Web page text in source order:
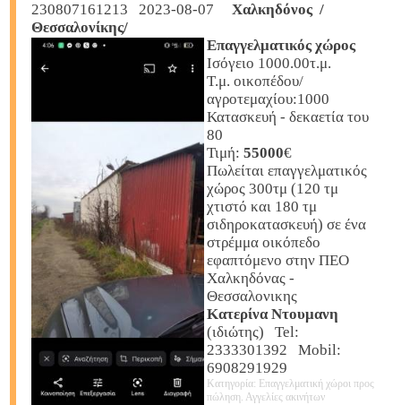
230807161213 2023-08-07
Χαλκηδόνος /
Θεσσαλονίκης/
Επαγγελματικός χώρος
Ισόγειο 1000.00τ.μ.
Τ.μ. οικοπέδου/
αγροτεμαχίου:1000
Κατασκευή - δεκαετία του
80
Τιμή: 55000€
Πωλείται επαγγελματικός
χώρος 300τμ (120 τμ
χτιστό και 180 τμ
σιδηροκατασκευή) σε ένα
στρέμμα οικόπεδο
εφαπτόμενο στην ΠΕΟ
Χαλκηδόνας -
Θεσσαλονικης
Κατερίνα Ντουμανη
(ιδιώτης) Tel:
2333301392 Mobil:
6908291929
Κατηγορία: Επαγγελματική χώροι προς
πώληση. Αγγελίες ακινήτων